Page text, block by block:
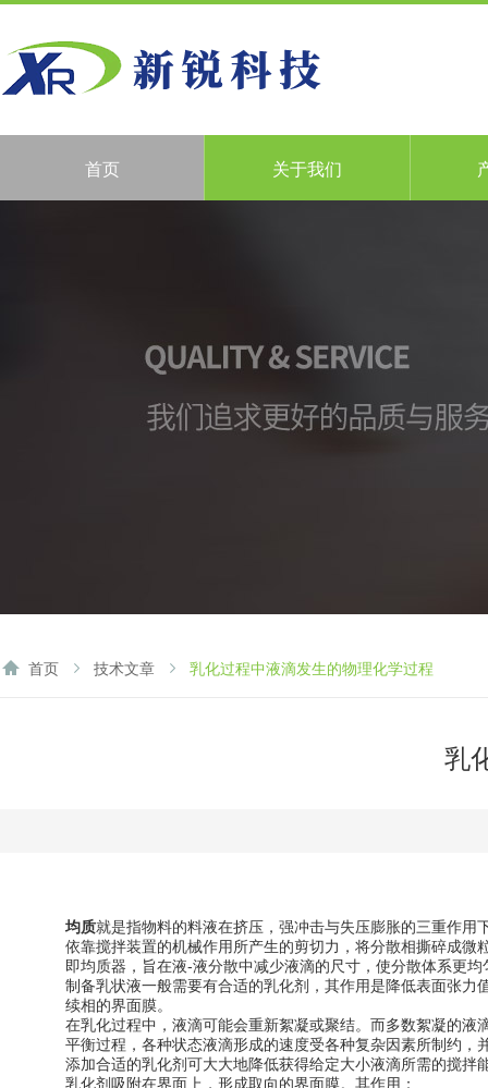
首页 关于我们
首页 技术文章 乳化过程中液滴发生的物理化学过程
乳
均质就是指物料的料液在挤压，强冲击与失压膨胀的三重作
依靠搅拌装置的机械作用所产生的剪切力，将分散相撕碎成
即均质器，旨在液-液分散中减少液滴的尺寸，使分散体系更均
制备乳状液一般需要有合适的乳化剂，其作用是降低表面张
续相的界面膜。
在乳化过程中，液滴可能会重新絮凝或聚结。而多数絮凝的
平衡过程，各种状态液滴形成的速度受各种复杂因素所制约，
添加合适的乳化剂可大大地降低获得给定大小液滴所需的搅拌
乳化剂吸附在界面上，形成取向的界面膜。其作用：